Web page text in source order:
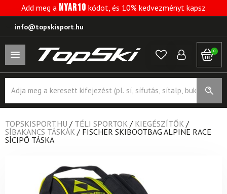
Add meg a NYAR10 kódot, és 10% kedvezményt kapsz
info@topskisport.hu
0
search
TOPSKISPORT.HU / TÉLI SPORTOK / KIEGÉSZÍTŐK /
SÍBAKANCS TÁSKÁK / FISCHER SKIBOOTBAG ALPINE RACE
SÍCIPŐ TÁSKA